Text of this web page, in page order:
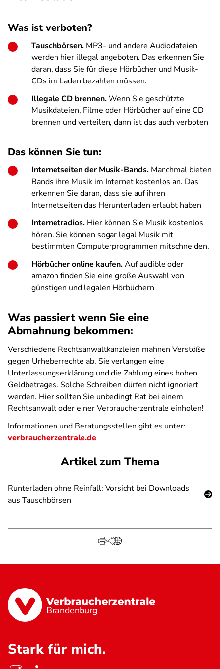
Was ist verboten?
Tauschbörsen. MP3- und andere Audiodateien
werden hier illegal angeboten. Das erkennen Sie
daran, dass Sie für diese Hörbücher und Musik-
CDs im Laden bezahlen müssen.
Illegale CD brennen.Wenn Sie geschützte
Musikdateien, Filme oder Hörbücher auf eine CD
brennen und verteilen, dann ist das auch verboten
Das können Sie tun:
Internetseiten der Musik-Bands. Manchmal bieten
Bands ihre Musik im Internet kostenlos an. Das
erkennen Sie daran, dass sie auf ihren
Internetseiten das Herunterladen erlaubt haben
Internetradios. Hier können Sie Musik kostenlos
hören. Sie können sogar legal Musik mit
bestimmten Computerprogrammen mitschneiden.
Hörbücher online kaufen.Auf audible oder
amazon finden Sie eine große Auswahl von
günstigen und legalen Hörbüchern
Was passiert wenn Sie eine
Abmahnung bekommen:
Verschiedene Rechtsanwaltkanzleien mahnen Verstöße
gegen Urheberrechte ab. Sie verlangen eine
Unterlassungserklärung und die Zahlung eines hohen
Geldbetrages. Solche Schreiben dürfen nicht ignoriert
werden. Hier sollten Sie unbedingt Rat bei einem
Rechtsanwalt oder einer Verbraucherzentrale einholen!
Informationen und Beratungsstellen gibt es unter:
verbraucherzentrale.de
Artikel zum Thema
Runterladen ohne Reinfall: Vorsicht bei Downloads
aus Tauschbörsen
Brandenburg
Stark für mich.